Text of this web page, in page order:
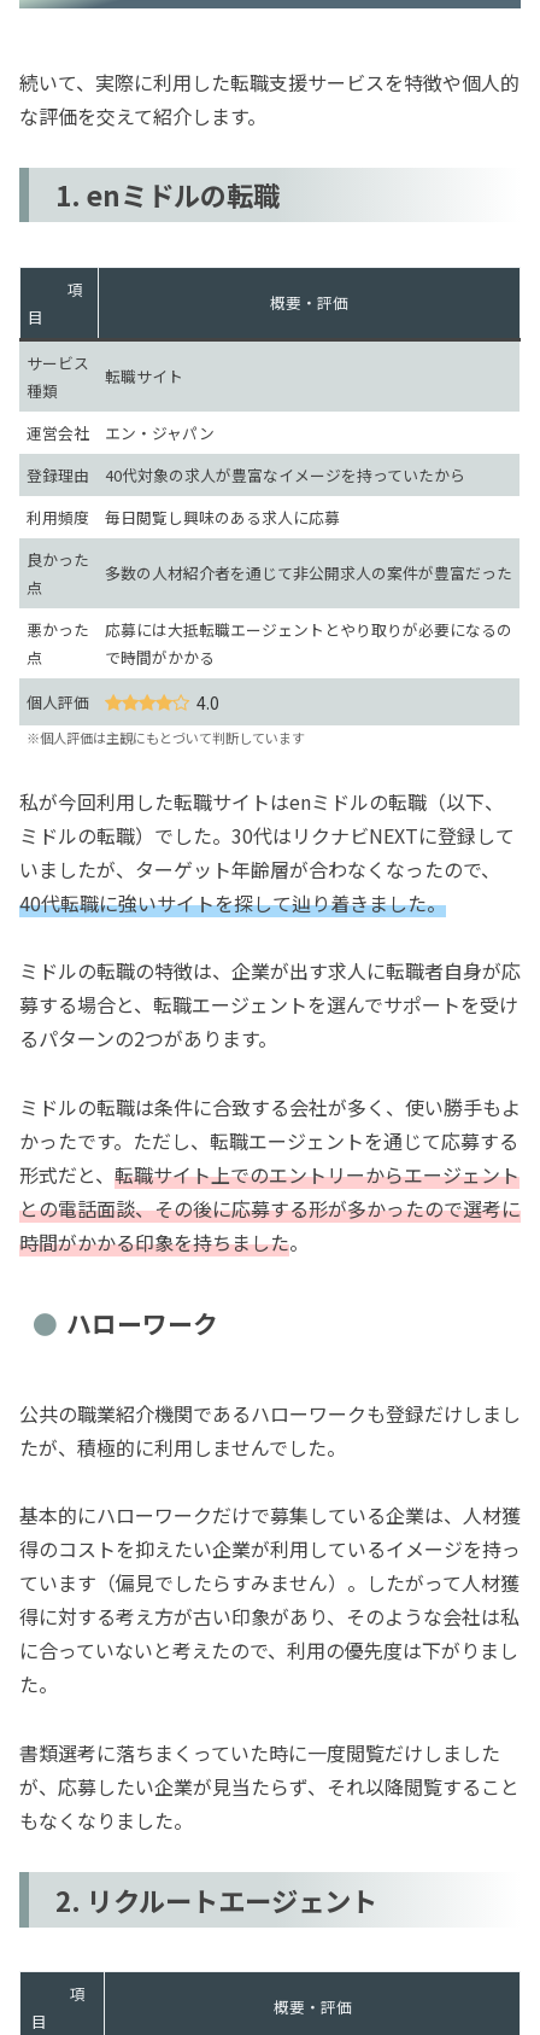
続いて、実際に利用した転職支援サービスを特徴や個人的
な評価を交えて紹介します。
1. enミドルの転職
項
目
概要・評価
サービス
種類
転職サイト
運営会社
エン・ジャパン
登録理由
40代対象の求人が豊富なイメージを持っていたから
利用頻度
毎日閲覧し興味のある求人に応募
良かった
点
多数の人材紹介者を通じて非公開求人の案件が豊富だった
悪かった
点
応募には大抵転職エージェントとやり取りが必要になるの
で時間がかかる
個人評価
4.0
※個人評価は主観にもとづいて判断しています
私が今回利用した転職サイトはenミドルの転職（以下、
ミドルの転職）でした。30代はリクナビNEXTに登録して
いましたが、ターゲット年齢層が合わなくなったので、
40代転職に強いサイトを探して辿り着きました。
ミドルの転職の特徴は、企業が出す求人に転職者自身が応
募する場合と、転職エージェントを選んでサポートを受け
るパターンの2つがあります。
ミドルの転職は条件に合致する会社が多く、使い勝手もよ
かったです。ただし、転職エージェントを通じて応募する
形式だと、 転職サイト上でのエントリーからエージェント
との電話面談、その後に応募する形が多かったので選考に
時間がかかる印象を持ちました。
ハローワーク
公共の職業紹介機関であるハローワークも登録だけしまし
たが、積極的に利用しませんでした。
基本的にハローワークだけで募集している企業は、人材獲
得のコストを抑えたい企業が利用しているイメージを持っ
ています（偏見でしたらすみません）。したがって人材獲
得に対する考え方が古い印象があり、そのような会社は私
に合っていないと考えたので、利用の優先度は下がりまし
た。
書類選考に落ちまくっていた時に一度閲覧だけしました
が、応募したい企業が見当たらず、それ以降閲覧すること
もなくなりました。
2. リクルートエージェント
項
目
概要・評価